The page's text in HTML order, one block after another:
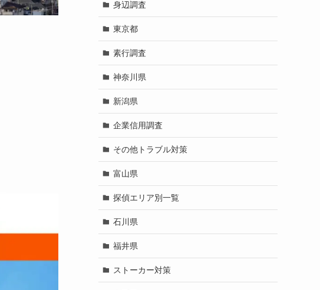
身辺調査
東京都
素行調査
神奈川県
新潟県
企業信用調査
その他トラブル対策
富山県
探偵エリア別一覧
石川県
福井県
ストーカー対策